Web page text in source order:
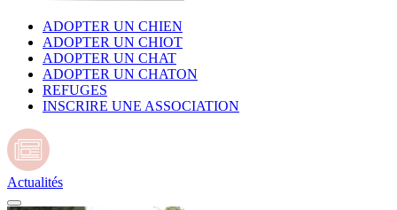
ADOPTER UN CHIEN
ADOPTER UN CHIOT
ADOPTER UN CHAT
ADOPTER UN CHATON
REFUGES
INSCRIRE UNE ASSOCIATION
Actualités